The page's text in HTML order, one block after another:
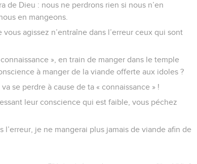
de Dieu : nous ne perdrons rien si nous n’en
en mangeons.
agissez n’entraîne dans l’erreur ceux qui sont
», en train de manger dans le temple
à manger de la viande offerte aux idoles ?
se perdre à cause de ta « connaissance » !
leur conscience qui est faible, vous péchez
je ne mangerai plus jamais de viande afin de